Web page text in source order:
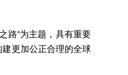
路”为主题，具有重要
更加公正合理的全球